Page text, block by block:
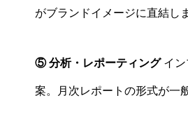
がブランドイメージに直結し
⑤ 分析・レポーティングイン
案。月次レポートの形式が一